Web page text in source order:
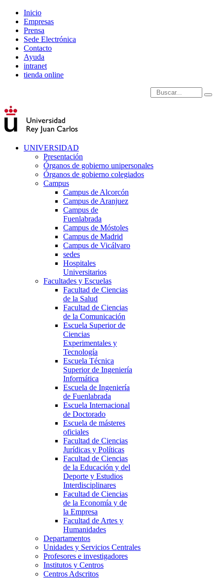
Inicio
Empresas
Prensa
Sede Electrónica
Contacto
Ayuda
intranet
tienda online
Introduce términos de
UNIVERSIDAD
Presentación
Órganos de gobierno unipersonales
Órganos de gobierno colegiados
Campus
Campus de Alcorcón
Campus de Aranjuez
Campus de
Fuenlabrada
Campus de Móstoles
Campus de Madrid
Campus de Vicálvaro
sedes
Hospitales
Universitarios
Facultades y Escuelas
Facultad de Ciencias
de la Salud
Facultad de Ciencias
de la Comunicación
Escuela Superior de
Ciencias
Experimentales y
Tecnología
Escuela Técnica
Superior de Ingeniería
Informática
Escuela de Ingeniería
de Fuenlabrada
Escuela Internacional
de Doctorado
Escuela de másteres
oficiales
Facultad de Ciencias
Jurídicas y Políticas
Facultad de Ciencias
de la Educación y del
Deporte y Estudios
Interdisciplinares
Facultad de Ciencias
de la Economía y de
la Empresa
Facultad de Artes y
Humanidades
Departamentos
Unidades y Servicios Centrales
Profesores e investigadores
Institutos y Centros
Centros Adscritos